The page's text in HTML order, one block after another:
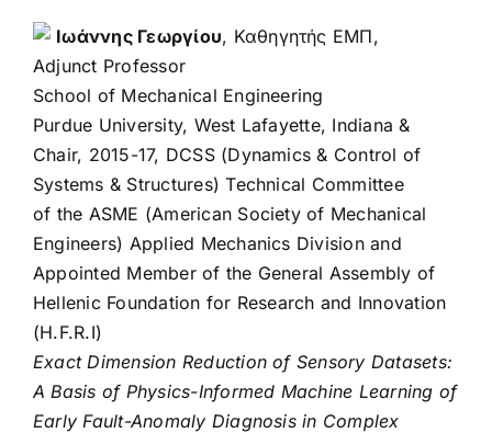
Ιωάννης Γεωργίου, Καθηγητής ΕΜΠ,
Adjunct Professor
School of Mechanical Engineering
Purdue University, West Lafayette, Indiana &
Chair, 2015-17, DCSS (Dynamics & Control of
Systems & Structures) Technical Committee
of the ASME (American Society of Mechanical
Engineers) Applied Mechanics Division and
Appointed Member of the General Assembly of
Hellenic Foundation for Research and Innovation
(H.F.R.I)
Exact Dimension Reduction of Sensory Datasets:
A Basis of Physics-Informed Machine Learning of
Early Fault-Anomaly Diagnosis in Complex